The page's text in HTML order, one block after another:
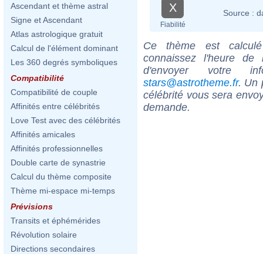
Ascendant et thème astral
Signe et Ascendant
Atlas astrologique gratuit
Calcul de l'élément dominant
Les 360 degrés symboliques
Compatibilité
Compatibilité de couple
Affinités entre célébrités
Love Test avec des célébrités
Affinités amicales
Affinités professionnelles
Double carte de synastrie
Calcul du thème composite
Thème mi-espace mi-temps
Prévisions
Transits et éphémérides
Révolution solaire
Directions secondaires
X
Fiabilité
Source :
Ce thème est
connaissez l'heure de
d'envoyer votre
stars@astrotheme.fr. Un
célébrité vous sera
demande.